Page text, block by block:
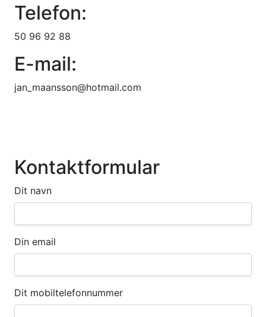
Telefon:
50 96 92 88
E-mail:
jan_maansson@hotmail.com
Kontaktformular
Dit navn
Din email
Dit mobiltelefonnummer